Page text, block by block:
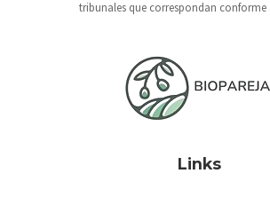
tribunales que correspondan conforme
Links